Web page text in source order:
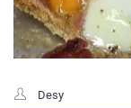
Desy